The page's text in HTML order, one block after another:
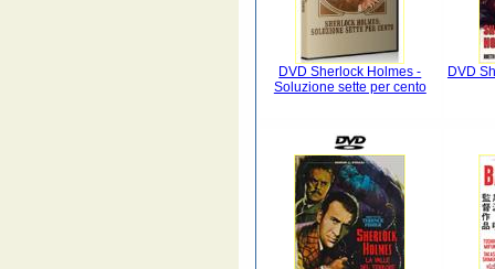
DVD Sherlock Holmes -
Soluzione sette per cento
DVD